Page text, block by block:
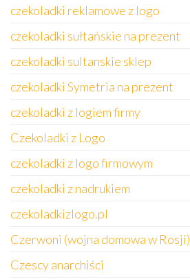
czekoladki reklamowe z logo
czekoladki sułtańskie na prezent
czekoladki sultanskie sklep
czekoladki Symetria na prezent
czekoladki z logiem firmy
Czekoladki z Logo
czekoladki z logo firmowym
czekoladki z nadrukiem
czekoladkizlogo.pl
Czerwoni (wojna domowa w Rosji)
Czescy anarchiści